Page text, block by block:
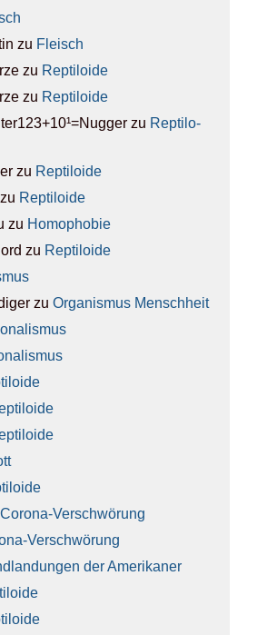
zu Fleisch
zu Rep­ti­lo­ide
zu Rep­ti­lo­ide
zu Rep­ti­lo­
zu Rep­ti­lo­ide
zu Rep­ti­lo­ide
zu Homo­pho­bie
zu Rep­ti­lo­ide
zu Orga­nis­mus Mensch­heit
Ver­schwö­rung
Ver­schwö­rung
der Ame­ri­ka­ner